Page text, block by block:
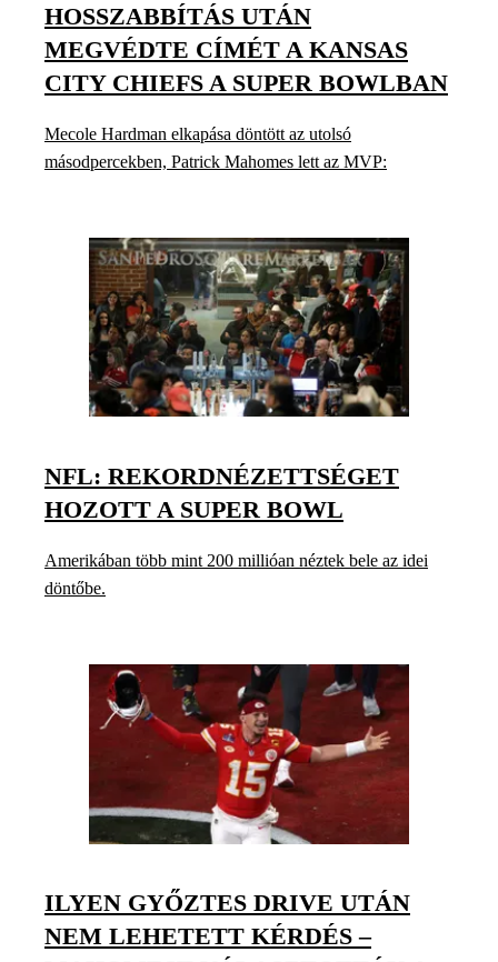
HOSSZABBÍTÁS UTÁN
MEGVÉDTE CÍMÉT A KANSAS
CITY CHIEFS A SUPER BOWLBAN
Mecole Hardman elkapása döntött az utolsó
másodpercekben, Patrick Mahomes lett az MVP:
NFL: REKORDNÉZETTSÉGET
HOZOTT A SUPER BOWL
Amerikában több mint 200 millióan néztek bele az idei
döntőbe.
ILYEN GYŐZTES DRIVE UTÁN
NEM LEHETETT KÉRDÉS –